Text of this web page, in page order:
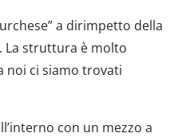
a dirimpetto della
La struttura è molto
noi ci siamo trovati
con un mezzo a